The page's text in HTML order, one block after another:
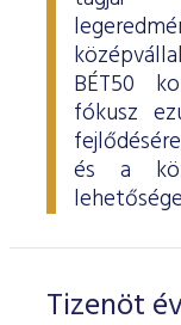
BÉT50
fókusz
és a
Tizenöt